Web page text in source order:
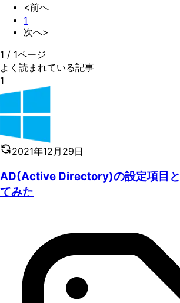
<前へ
1
次へ>
1 / 1ページ
よく読まれている記事
1
2021年12月29日
AD(Active Directory)の設定項目
てみた